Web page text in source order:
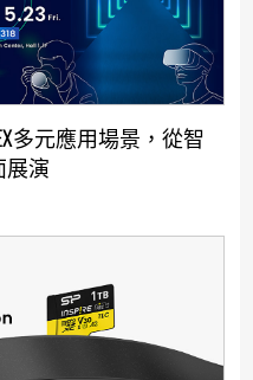
多元應用場景，從智
展演